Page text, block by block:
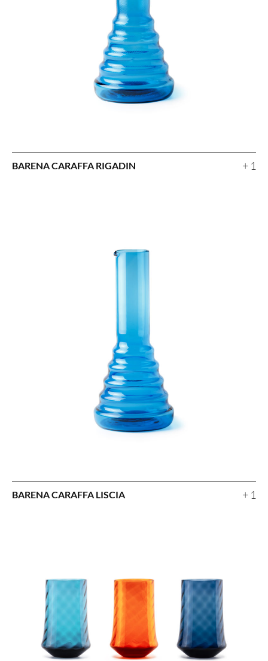
BARENA CARAFFA RIGADIN + 1
BARENA CARAFFA LISCIA + 1